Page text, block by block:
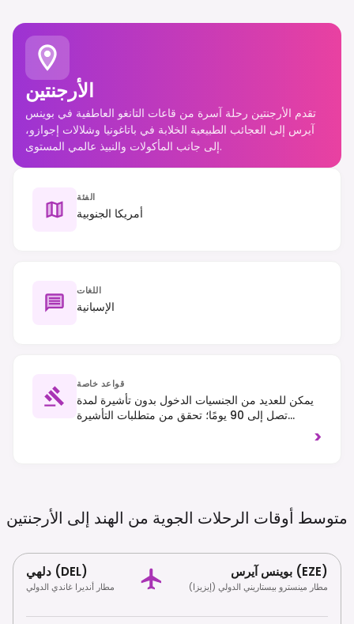
الأرجنتين
تقدم الأرجنتين رحلة آسرة من قاعات التانغو العاطفية في بوينس
آيرس إلى العجائب الطبيعية الخلابة في باتاغونيا وشلالات إجوازو،
إلى جانب المأكولات والنبيذ عالمي المستوى.
الفئة
أمريكا الجنوبية
اللغات
الإسبانية
قواعد خاصة
يمكن للعديد من الجنسيات الدخول بدون تأشيرة لمدة
تصل إلى 90 يومًا؛ تحقق من متطلبات التأشيرة
>
متوسط ​​أوقات الرحلات الجوية من الهند إلى الأرجنتين
دلهي (DEL)
مطار أنديرا غاندي الدولي
بوينس آيرس (EZE)
مطار مينسترو بيستاريني الدولي (إيزيزا)